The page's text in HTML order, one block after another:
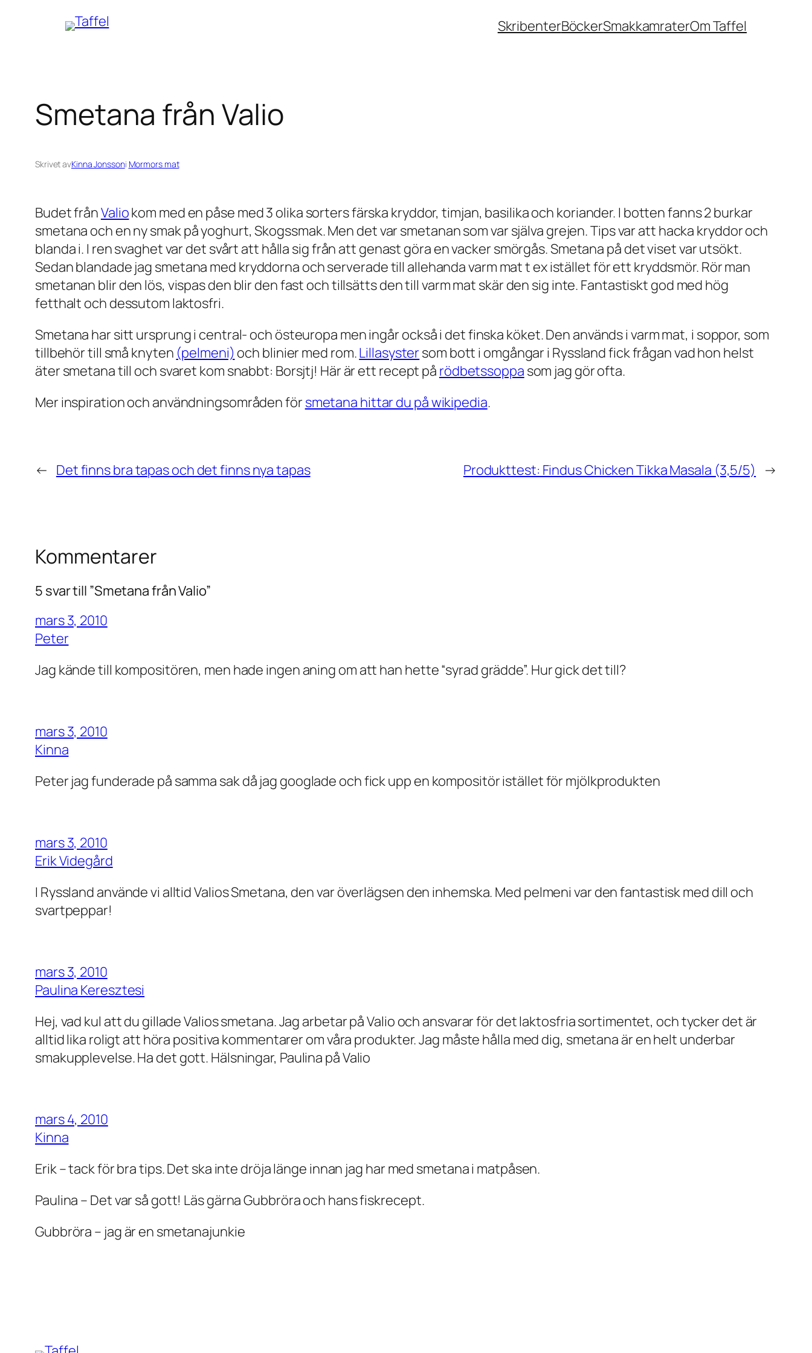
SkribenterBöckerSmakkamraterOm Taffel
Smetana från Valio
Skrivet avKinna Jonssoni Mormors mat
Budet frånValiokom med en påse med 3 olika sorters färska kryddor, timjan, basilika och koriander. I botten fanns 2 burkar
smetana och en ny smak på yoghurt, Skogssmak. Men det var smetanan som var själva grejen. Tips var att hacka kryddor och
blanda i. I ren svaghet var det svårt att hålla sig från att genast göra en vacker smörgås. Smetana på det viset var utsökt.
Sedan blandade jag smetana med kryddorna och serverade till allehanda varm mat t ex istället för ett kryddsmör. Rör man
smetanan blir den lös, vispas den blir den fast och tillsätts den till varm mat skär den sig inte. Fantastiskt god med hög
fetthalt och dessutom laktosfri.
Smetana har sitt ursprung i central- och östeuropa men ingår också i det finska köket. Den används i varm mat, i soppor, som
tillbehör till små knyten (pelmeni) och blinier med rom.Lillasystersom bott i omgångar i Ryssland fick frågan vad hon helst
äter smetana till och svaret kom snabbt: Borsjtj! Här är ett recept på rödbetssoppa som jag gör ofta.
Mer inspiration och användningsområden för smetana hittar du på wikipedia.
← Det finns bra tapas och det finns nya tapas Produkttest: Findus Chicken Tikka Masala (3,5/5) →
Kommentarer
5 svar till ”Smetana från Valio”
mars 3, 2010
Peter
Jag kände till kompositören, men hade ingen aning om att han hette “syrad grädde”. Hur gick det till?
mars 3, 2010
Kinna
Peter jag funderade på samma sak då jag googlade och fick upp en kompositör istället för mjölkprodukten
mars 3, 2010
Erik Videgård
I Ryssland använde vi alltid Valios Smetana, den var överlägsen den inhemska. Med pelmeni var den fantastisk med dill och
svartpeppar!
mars 3, 2010
Paulina Keresztesi
Hej, vad kul att du gillade Valios smetana. Jag arbetar på Valio och ansvarar för det laktosfria sortimentet, och tycker det är
alltid lika roligt att höra positiva kommentarer om våra produkter. Jag måste hålla med dig, smetana är en helt underbar
smakupplevelse. Ha det gott. Hälsningar, Paulina på Valio
mars 4, 2010
Kinna
Erik – tack för bra tips. Det ska inte dröja länge innan jag har med smetana i matpåsen.
Paulina – Det var så gott! Läs gärna Gubbröra och hans fiskrecept.
Gubbröra – jag är en smetanajunkie